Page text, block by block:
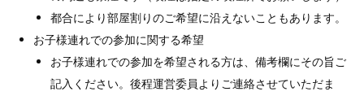
都合により部屋割りのご希望に沿えないこともあります。
お子様連れでの参加に関する希望
お子様連れでの参加を希望される方は、備考欄にその旨ご
記入ください。後程運営委員よりご連絡させていただま